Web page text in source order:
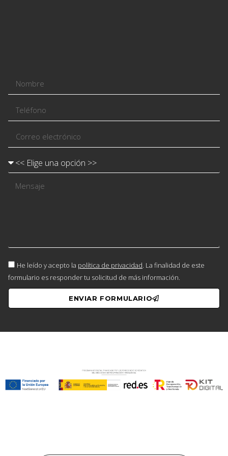
He leído y acepto la política de privacidad. La finalidad de este
formulario es responder tu solicitud de más información.
ENVIAR FORMULARIO